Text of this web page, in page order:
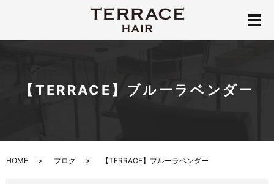
メ
【TERRACE】ブルーラベンダー
HOME ブログ 【TERRACE】ブルーラベンダー